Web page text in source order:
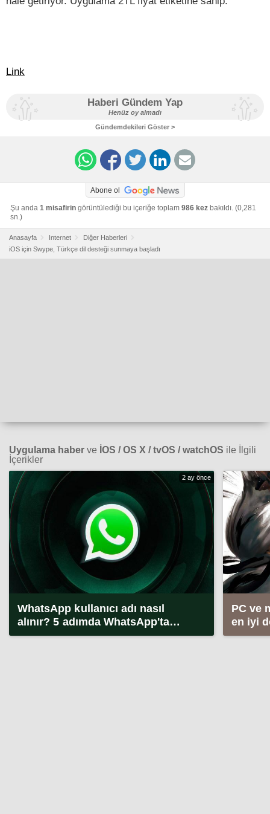
Link
Haberi Gündem Yap
Henüz oy almadı
Gündemdekileri Göster >
Abone ol
Şu anda 1 misafirin görüntülediği bu içeriğe toplam 986 kez bakıldı. (0,281
sn.)
Anasayfa Internet
Diğer Haberleri
iOS için Swype, Türkçe dil desteği sunmaya başladı
Uygulama haber ve İOS / OS X / tvOS / watchOS ile İlgili
İçerikler
2 ay önce
WhatsApp kullanıcı adı nasıl
alınır? 5 adımda WhatsApp'ta
kullanıcı adı alma (2026)
PC ve
en iyi